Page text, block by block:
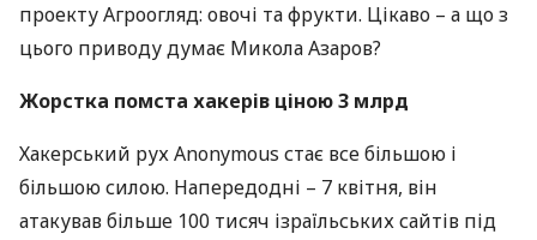
проекту Агроогляд: овочі та фрукти. Цікаво – а що з
цього приводу думає Микола Азаров?
Жорстка помста хакерів ціною 3 млрд
Хакерський рух Anonymous стає все більшою і
більшою силою. Напередодні – 7 квітня, він
атакував більше 100 тисяч ізраїльських сайтів під